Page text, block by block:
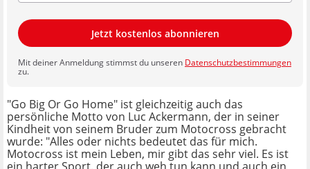
Jetzt kostenlos abonnieren
Mit deiner Anmeldung stimmst du unseren Datenschutzbestimmungen
zu.
"Go Big Or Go Home" ist gleichzeitig auch das
persönliche Motto von Luc Ackermann, der in seiner
Kindheit von seinem Bruder zum Motocross gebracht
wurde: "Alles oder nichts bedeutet das für mich.
Motocross ist mein Leben, mir gibt das sehr viel. Es ist